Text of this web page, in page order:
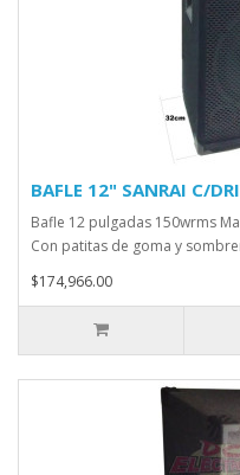
BAFLE 12" SANRAI C/
Bafle 12 pulgadas 150wrms
Con patitas de goma y
$174,966.00